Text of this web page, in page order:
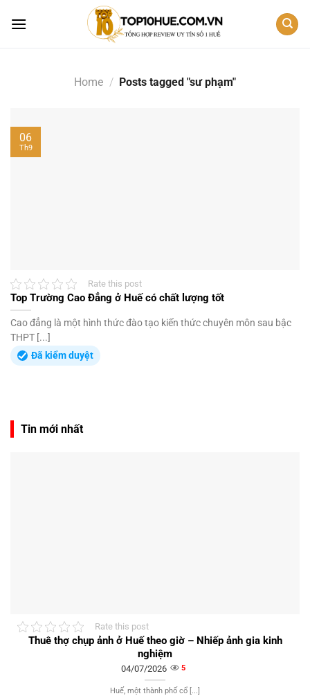
Home / Posts tagged "sư phạm"
Rate this post
Top Trường Cao Đẳng ở Huế có chất lượng tốt
Cao đẳng là một hình thức đào tạo kiến thức chuyên môn sau bậc
THPT [...]
Đã kiểm duyệt
06
Th9
Tin mới nhất
Rate this post
Thuê thợ chụp ảnh ở Huế theo giờ – Nhiếp ảnh gia kinh
nghiệm
04/07/2026 5
Huế, một thành phố cổ [...]